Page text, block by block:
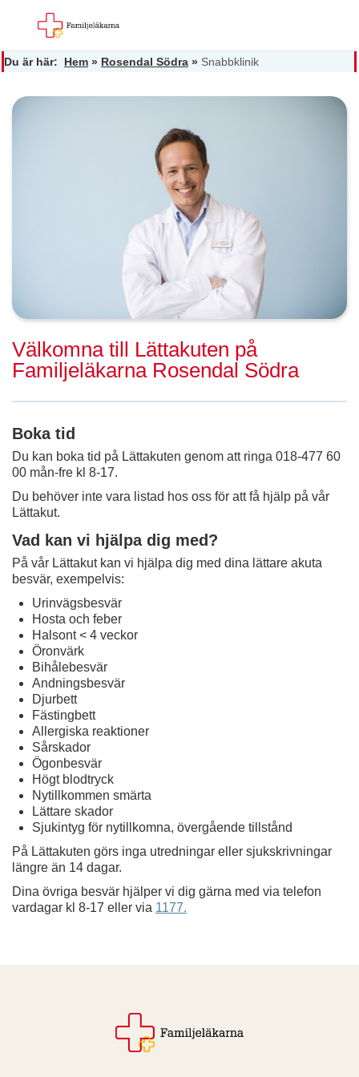
Du är här: Hem » Rosendal Södra » Snabbklinik
Välkomna till Lättakuten på
Familjeläkarna Rosendal Södra
Boka tid
Du kan boka tid på Lättakuten genom att ringa 018-477 60
00 mån-fre kl 8-17.
Du behöver inte vara listad hos oss för att få hjälp på vår
Lättakut.
Vad kan vi hjälpa dig med?
På vår Lättakut kan vi hjälpa dig med dina lättare akuta
besvär, exempelvis:
Urinvägsbesvär
Hosta och feber
Halsont < 4 veckor
Öronvärk
Bihålebesvär
Andningsbesvär
Djurbett
Fästingbett
Allergiska reaktioner
Sårskador
Ögonbesvär
Högt blodtryck
Nytillkommen smärta
Lättare skador
Sjukintyg för nytillkomna, övergående tillstånd
På Lättakuten görs inga utredningar eller sjukskrivningar
längre än 14 dagar.
Dina övriga besvär hjälper vi dig gärna med via telefon
vardagar kl 8-17 eller via 1177.